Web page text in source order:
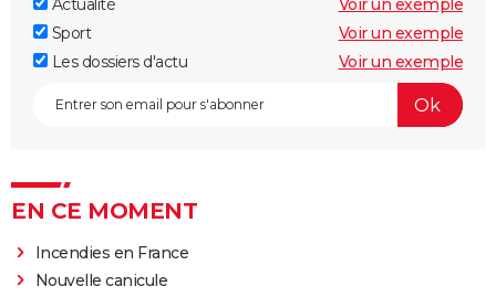
Actualité
Voir un exemple
Sport
Voir un exemple
Les dossiers d'actu
Voir un exemple
EN CE MOMENT
Incendies en France
Nouvelle canicule